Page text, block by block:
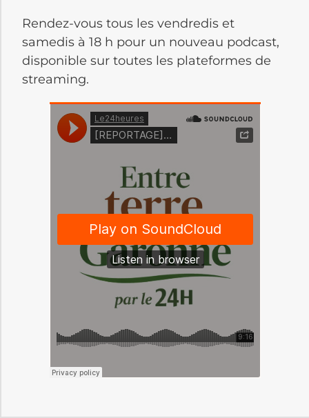
Rendez-vous tous les vendredis et
samedis à 18 h pour un nouveau podcast,
disponible sur toutes les plateformes de
streaming.